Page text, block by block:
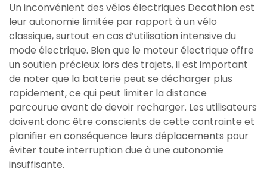
Un inconvénient des vélos électriques Decathlon est
leur autonomie limitée par rapport à un vélo
classique, surtout en cas d’utilisation intensive du
mode électrique. Bien que le moteur électrique offre
un soutien précieux lors des trajets, il est important
de noter que la batterie peut se décharger plus
rapidement, ce qui peut limiter la distance
parcourue avant de devoir recharger. Les utilisateurs
doivent donc être conscients de cette contrainte et
planifier en conséquence leurs déplacements pour
éviter toute interruption due à une autonomie
insuffisante.